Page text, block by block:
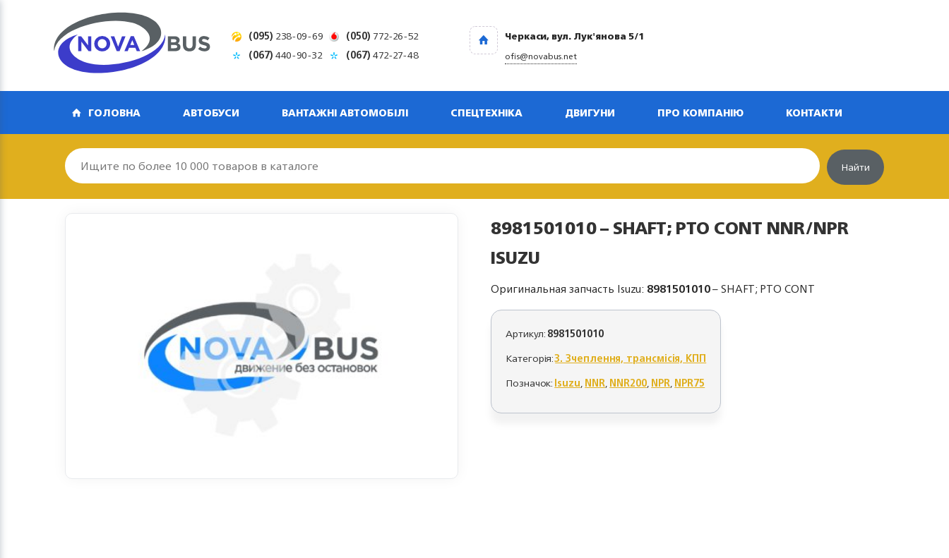
(095) 238-09-69 (050) 772-26-52
(067)440-90-32 (067)472-27-48
Черкаси, вул. Лук'янова 5/1
ofis@novabus.net
ГОЛОВНА АВТОБУСИ ВАНТАЖНІ АВТОМОБІЛІ СПЕЦТЕХНІКА ДВИГУНИ ПРО КОМПАНІЮ КОНТАКТИ
Найти
8981501010 – SHAFT; PTO CONT NNR/NPR
ISUZU
Оригинальная запчасть Isuzu: 8981501010– SHAFT; PTO CONT
Артикул:8981501010
Категорія:3. Зчеплення, трансмісія, КПП
Позначок:Isuzu,NNR,NNR200,NPR,NPR75